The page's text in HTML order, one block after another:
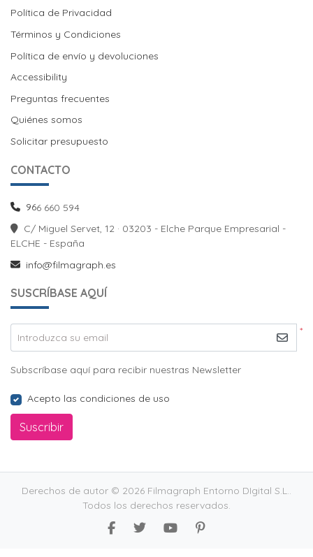
Política de Privacidad
Términos y Condiciones
Política de envío y devoluciones
Política de envío y devoluciones
Accessibility
Preguntas frecuentes
Quiénes somos
Solicitar presupuesto
CONTACTO
966 660 594
C/ Miguel Servet, 12 · 03203 - Elche Parque Empresarial -
ELCHE - España
info@filmagraph.es
SUSCRÍBASE AQUÍ
*
Introduzca su email
Subscríbase aquí para recibir nuestras Newsletter
Acepto las condiciones de uso
Suscribir
Derechos de autor © 2026 Filmagraph Entorno DIgital S.L..
Todos los derechos reservados.